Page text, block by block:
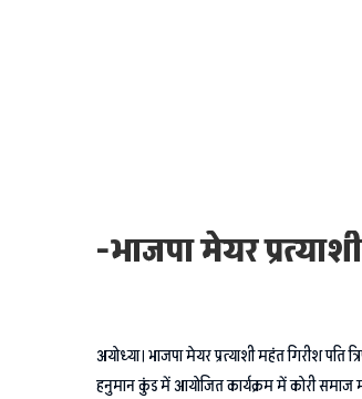
-भाजपा मेयर
अयोध्या। भाजपा मेयर प्रत्याशी महंत गिरीश पति
हनुमान कुंड में आयोजित कार्यक्रम में कोरी समाज